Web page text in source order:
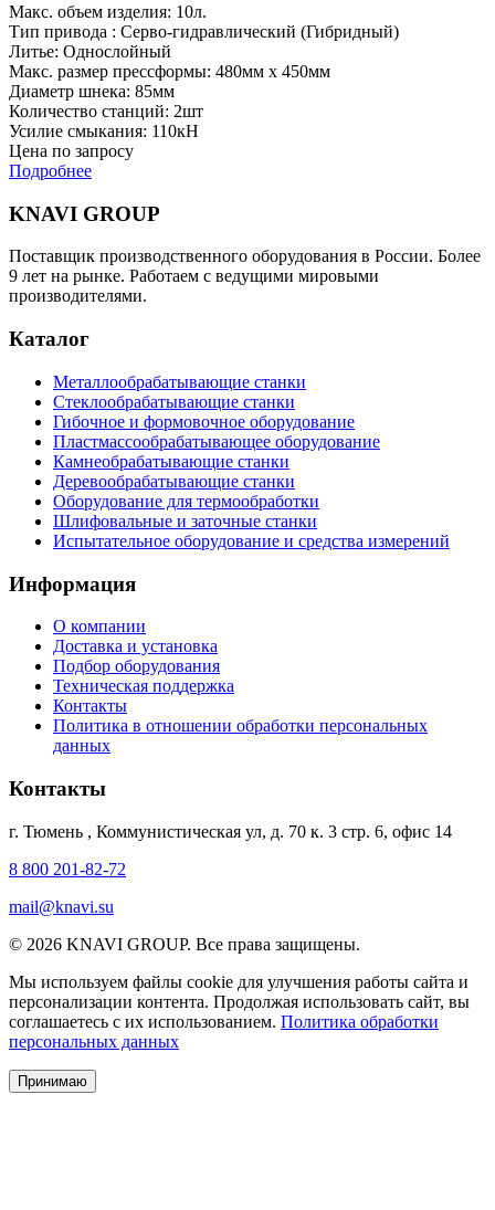
Макс. объем изделия: 10л.
Тип привода : Серво-гидравлический (Гибридный)
Литье: Однослойный
Макс. размер прессформы: 480мм x 450мм
Диаметр шнека: 85мм
Количество станций: 2шт
Усилие смыкания: 110кН
Цена по запросу
Подробнее
KNAVI GROUP
Поставщик производственного оборудования в России. Более
9 лет на рынке. Работаем с ведущими мировыми
производителями.
Каталог
Металлообрабатывающие станки
Стеклообрабатывающие станки
Гибочное и формовочное оборудование
Пластмассообрабатывающее оборудование
Камнеобрабатывающие станки
Деревообрабатывающие станки
Оборудование для термообработки
Шлифовальные и заточные станки
Испытательное оборудование и средства измерений
Информация
О компании
Доставка и установка
Подбор оборудования
Техническая поддержка
Контакты
Политика в отношении обработки персональных
данных
Контакты
г. Тюмень , Коммунистическая ул, д. 70 к. 3 стр. 6, офис 14
8 800 201-82-72
mail@knavi.su
© 2026 KNAVI GROUP. Все права защищены.
Мы используем файлы cookie для улучшения работы сайта и
персонализации контента. Продолжая использовать сайт, вы
соглашаетесь с их использованием. Политика обработки
персональных данных
Принимаю